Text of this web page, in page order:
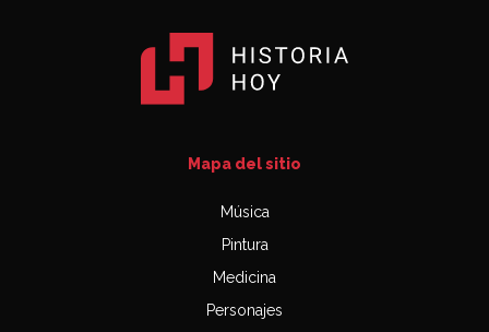
Mapa del sitio
Música
Pintura
Medicina
Personajes